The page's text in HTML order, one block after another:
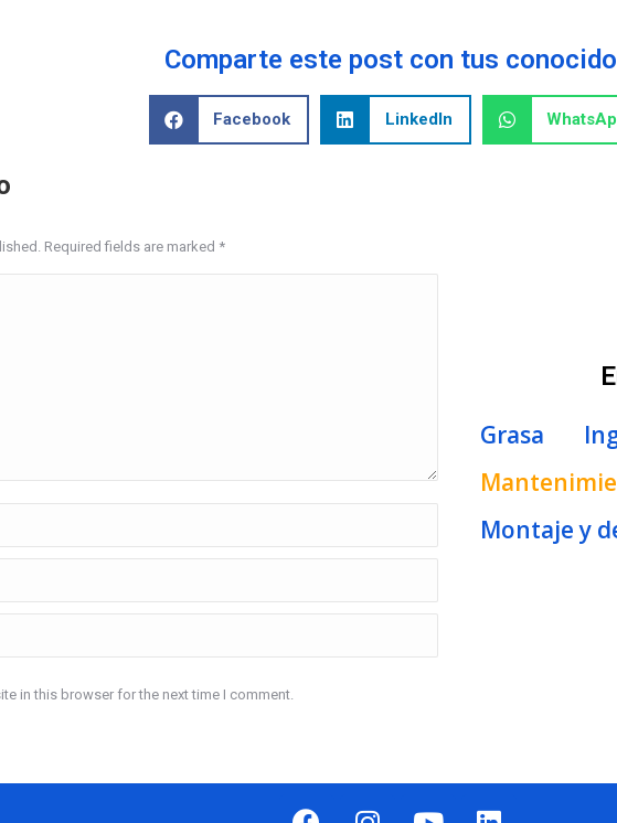
Comparte este post con tus
Facebook LinkedIn
Required fields are marked *
in this browser for the next time I comment.
Grasa
Montaje y